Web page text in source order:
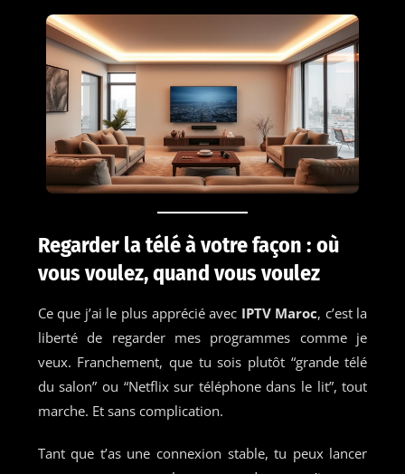
Regarder la télé à votre façon : où
vous voulez, quand vous voulez
Ce que j’ai le plus apprécié avec IPTV Maroc, c’est la
liberté de regarder mes programmes comme je
veux. Franchement, que tu sois plutôt “grande télé
du salon” ou “Netflix sur téléphone dans le lit”, tout
marche. Et sans complication.
Tant que t’as une connexion stable, tu peux lancer